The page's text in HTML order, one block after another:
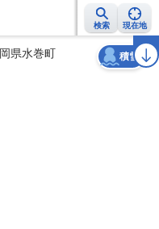
検索 現在地
警報・注意報 2週間天気 ラ
県水巻町 積雪
天気 台風